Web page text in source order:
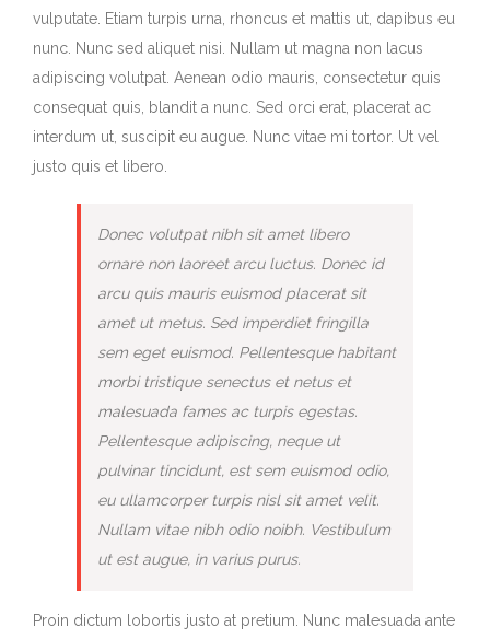
vulputate. Etiam turpis urna, rhoncus et mattis ut, dapibus eu
nunc. Nunc sed aliquet nisi. Nullam ut magna non lacus
adipiscing volutpat. Aenean odio mauris, consectetur quis
consequat quis, blandit a nunc. Sed orci erat, placerat ac
interdum ut, suscipit eu augue. Nunc vitae mi tortor. Ut vel
justo quis et libero.
Donec volutpat nibh sit amet libero
ornare non laoreet arcu luctus. Donec id
arcu quis mauris euismod placerat sit
amet ut metus. Sed imperdiet fringilla
sem eget euismod. Pellentesque habitant
morbi tristique senectus et netus et
malesuada fames ac turpis egestas.
Pellentesque adipiscing, neque ut
pulvinar tincidunt, est sem euismod odio,
eu ullamcorper turpis nisl sit amet velit.
Nullam vitae nibh odio noibh. Vestibulum
ut est augue, in varius purus.
Proin dictum lobortis justo at pretium. Nunc malesuada ante